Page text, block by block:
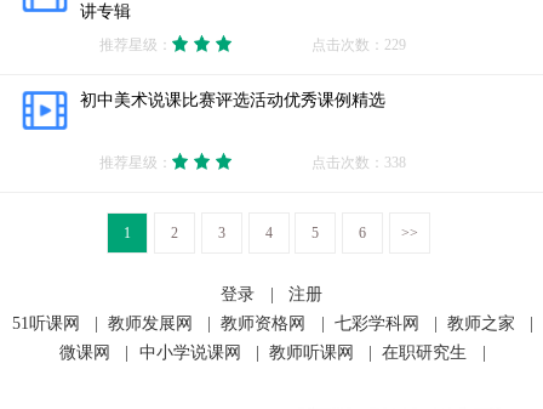
讲专辑
推荐星级： 点击次数：229
初中美术说课比赛评选活动优秀课例精选
推荐星级： 点击次数：338
1 2 3 4 5 6 >>
登录
注册
51听课网
教师发展网 教师资格网 七彩学科网 教师之家
微课网
中小学说课网 教师听课网 在职研究生